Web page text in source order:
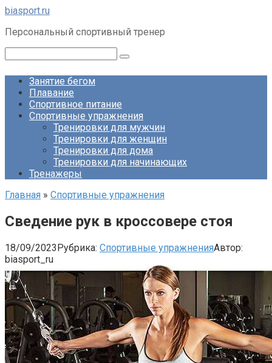
Перейти
контенту
biasport.ru
Персональный спортивный тренер
Занятие бегом
Плавание
Спортивное питание
Спортивные упражнения
Тренировки для мужчин
Тренировки для женщин
Тренировки для дома
Тренировки для начинающих
Тренажеры
Главная » Спортивные упражнения
Сведение рук в кроссовере стоя
18/09/2023Рубрика: Спортивные упражненияАвтор:
biasport_ru